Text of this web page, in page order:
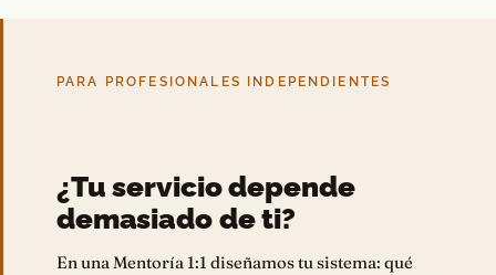
PARA PROFESIONALES INDEPENDIENTES
¿Tu servicio depende
demasiado de ti?
En una Mentoría 1:1 diseñamos tu sistema: qué